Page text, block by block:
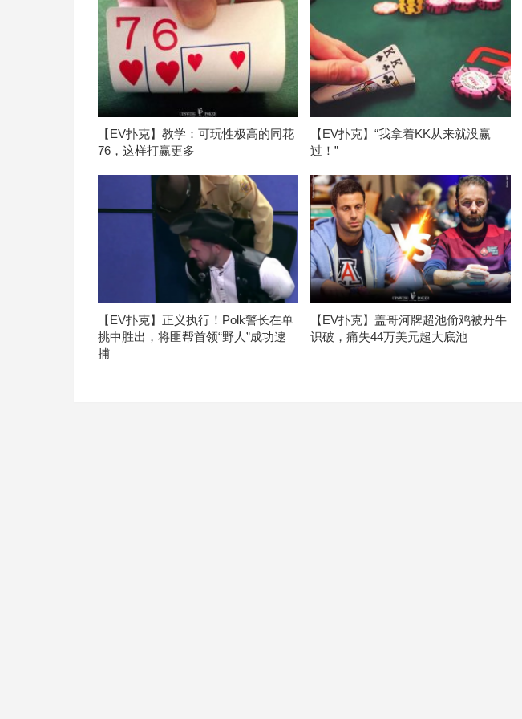
【EV扑克】教学：可玩性极高的同花
76，这样打赢更多
【EV扑克】“我拿着KK从来就没赢
过！”
【EV扑克】正义执行！Polk警长在单
挑中胜出，将匪帮首领“野人”成功逮
捕
【EV扑克】盖哥河牌超池偷鸡被丹牛
识破，痛失44万美元超大底池